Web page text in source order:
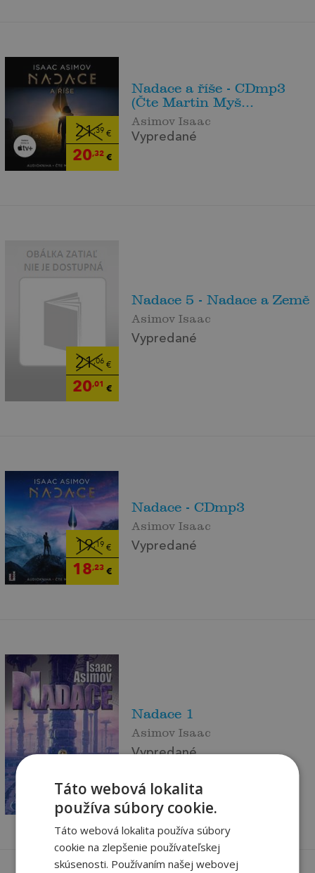
21,39 €
20,32€
Nadace a říše - CDmp3
(Čte Martin Myš...
Asimov Isaac
Vypredané
21,06€
20,01 €
Nadace 5 - Nadace a Země
Asimov Isaac
Vypredané
19,19 €
18,23€
Nadace - CDmp3
Asimov Isaac
Vypredané
18,24
Nadace 1
Asimov Isaac
Vypredané
Táto webová lokalita
používa súbory cookie.
Táto webová lokalita používa súbory
cookie na zlepšenie používateľskej
skúsenosti. Používaním našej webovej